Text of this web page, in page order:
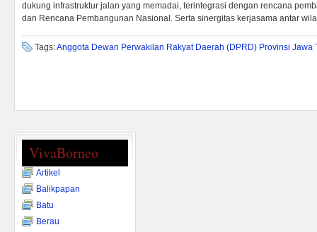
dukung infrastruktur jalan yang memadai, terintegrasi dengan rencana
dan Rencana Pembangunan Nasional. Serta sinergitas kerjasama antar
Tags:Anggota Dewan Perwakilan Rakyat Daerah (DPRD) Provinsi Jawa
VivaBorneo
Artikel
Balikpapan
Batu
Berau